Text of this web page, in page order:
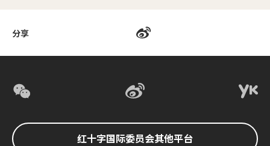
分享
红十字国际委员会其他平台